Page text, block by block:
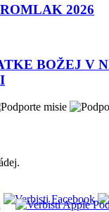
2026
BOŽEJ V